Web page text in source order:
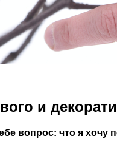
и
вопрос: что я хочу